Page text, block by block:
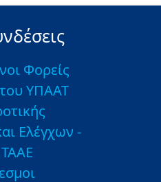
Φορείς
ΥΠΑΑΤ
Ελέγχων -